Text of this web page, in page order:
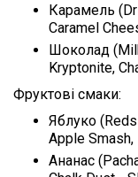
Карамель
Caramel
Шоколад
Kryptonite,
Фруктові смаки:
Яблуко
Apple
Ананас